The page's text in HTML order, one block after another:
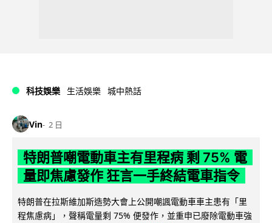
科技娛樂 生活娛樂 城中熱話
Vin 2 日
特朗普嘲電動車主有里程病 剩 75% 電
量即焦慮發作 狂言一手終結電車指令
特朗普在拉斯維加斯造勢大會上公開嘲諷電動車車主患有「里
程焦慮病」，聲稱電量剩 75% 便發作，並重申已廢除電動車強